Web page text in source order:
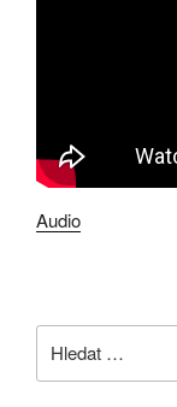
Audio